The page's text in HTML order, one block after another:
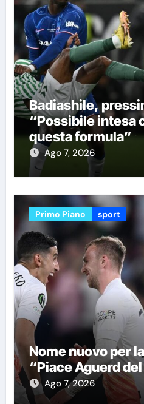
Badiashile,
“Possibile intesa
questa formula”
Ago 7, 2026
Primo Piano sport
Nome nuovo per
“Piace Aguerd
Ago 7, 2026